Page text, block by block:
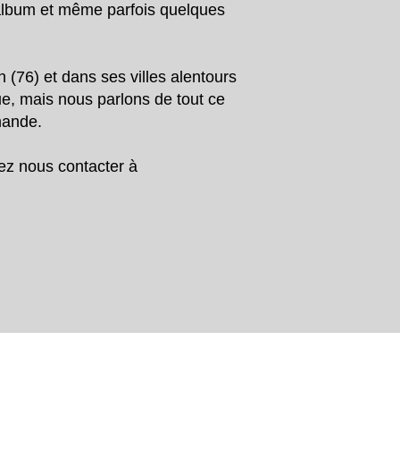
et même parfois quelques
(76) et dans ses villes alentours
mais nous parlons de tout ce
nous contacter à